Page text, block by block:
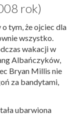
rok)
tym, że ojciec dla
wszystko.
wakacji w
Albańczyków,
Bryan Millis nie
za bandytami,
ubarwiona